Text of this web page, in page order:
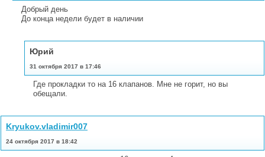
Добрый день
До конца недели будет в наличии
Юрий
31 октября 2017 в 17:46
Где прокладки то на 16 клапанов. Мне не горит, но вы
обещали.
Kryukov.vladimir007
24 октября 2017 в 18:42